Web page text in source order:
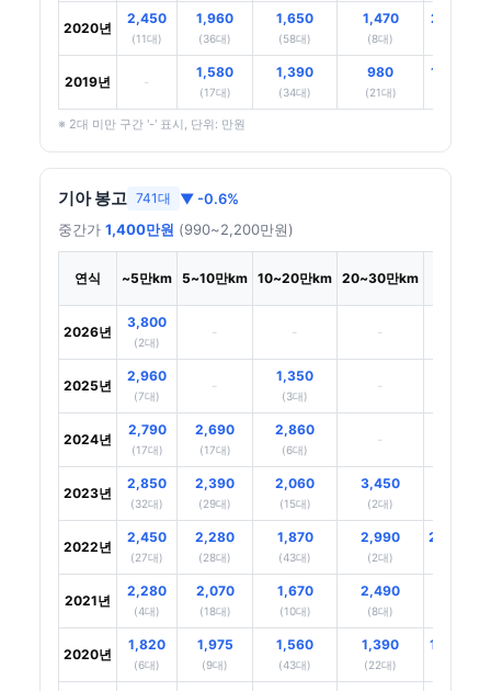
2020년
2,450
(11대)
1,960
(36대)
1,650
(58대)
1,470
(8대)
2,170
2019년 -
1,580
(17대)
1,390
(34대)
980
(21대)
1,270
※ 2대 미만 구간 '-' 표시, 단위: 만원
기아 봉고 741대
▼ -0.6%
중간가 1,400만원 (990~2,200만원)
연식 ~5만km 5~10만km 10~20만km 20~30만km
2026년
3,800
(2대)
- - -
2025년
2,960
(7대)
-
1,350
(3대)
-
2024년
2,790
(17대)
2,690
(17대)
2,860
(6대)
-
2023년
2,850
(32대)
2,390
(29대)
2,060
(15대)
3,450
(2대)
2022년
2,450
(27대)
2,280
(28대)
1,870
(43대)
2,990
(2대)
2,590
2021년
2,280
(4대)
2,070
(18대)
1,670
(10대)
2,490
(8대)
2020년
1,820
(6대)
1,975
(9대)
1,560
(43대)
1,390
(22대)
1,390